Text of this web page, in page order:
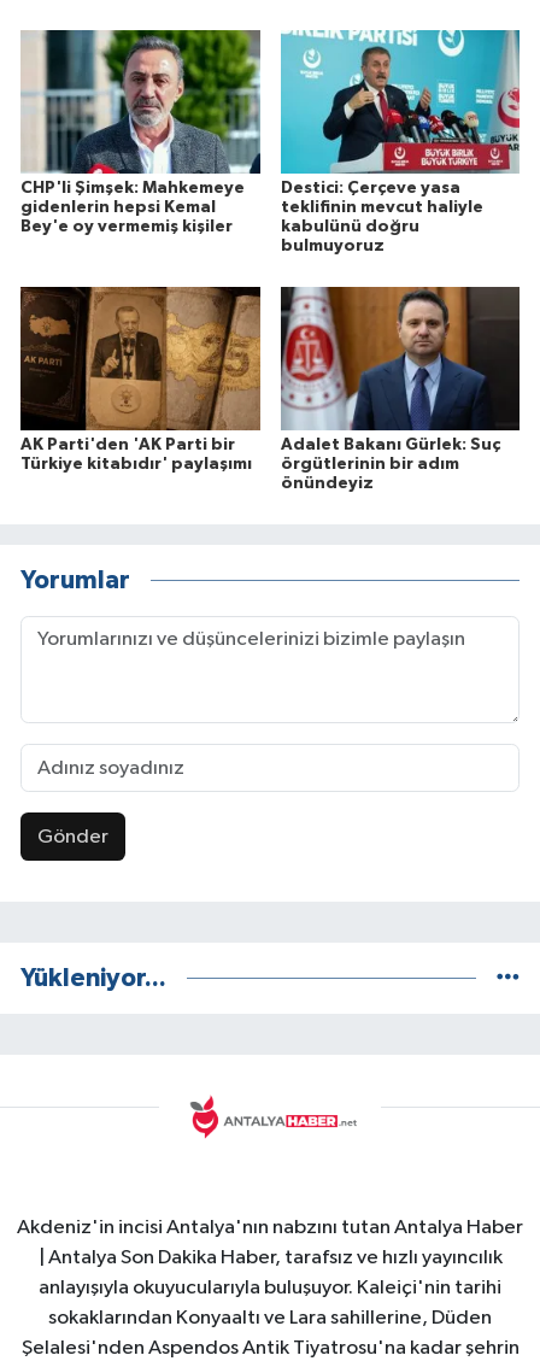
CHP'li Şimşek: Mahkemeye
gidenlerin hepsi Kemal
Bey'e oy vermemiş kişiler
Destici: Çerçeve yasa
teklifinin mevcut haliyle
kabulünü doğru
bulmuyoruz
AK Parti'den 'AK Parti bir
Türkiye kitabıdır' paylaşımı
Adalet Bakanı Gürlek: Suç
örgütlerinin bir adım
önündeyiz
Yorumlar
Gönder
Yükleniyor...
Akdeniz'in incisi Antalya'nın nabzını tutan Antalya Haber
| Antalya Son Dakika Haber, tarafsız ve hızlı yayıncılık
anlayışıyla okuyucularıyla buluşuyor. Kaleiçi'nin tarihi
sokaklarından Konyaaltı ve Lara sahillerine, Düden
Şelalesi'nden Aspendos Antik Tiyatrosu'na kadar şehrin